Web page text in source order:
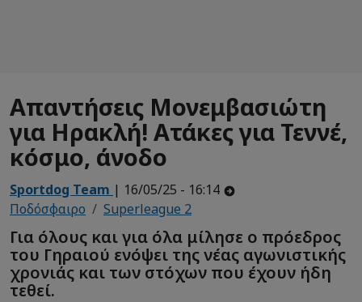
Απαντήσεις Μονεμβασιώτη
για Ηρακλή! Ατάκες για Τεννέ,
κόσμο, άνοδο
Sportdog Team | 16/05/25 - 16:14
Ποδόσφαιρο
Superleague 2
Για όλους και για όλα μίλησε ο πρόεδρος
του Γηραιού ενόψει της νέας αγωνιστικής
χρονιάς και των στόχων που έχουν ήδη
τεθεί.